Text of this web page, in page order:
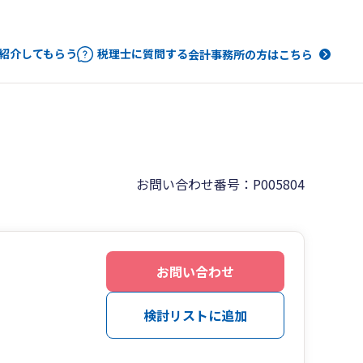
介してもらう 税理士に質問する会計事務所の方はこちら
お問い合わせ番号：P005804
お問い合わせ
検討リストに追加